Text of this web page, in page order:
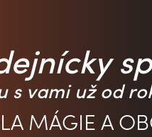
s vami už od
MÁGIE A